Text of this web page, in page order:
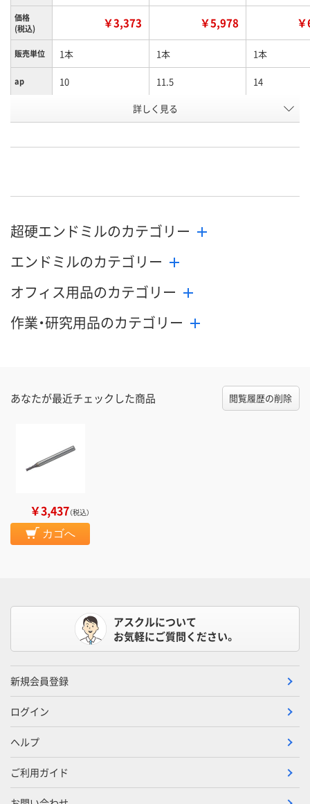
価格
(税込)
￥3,373 ￥5,978
販売単位 1本 1本 1本
ap 10 11.5 14
4.5
号
お届け日 8月24日（月）まで 8月24日（月）まで 8月24日（月）
数量
カゴへ
数量
詳しく見る
超硬エンドミルのカテゴリー
エンドミルのカテゴリー
オフィス用品のカテゴリー
作業・研究用品のカテゴリー
あなたが最近チェックした商品 閲覧履歴の削除
￥3,437（税込）
カゴへ
アスクルについて
お気軽にご質問ください。
新規会員登録
ログイン
ヘルプ
ご利用ガイド